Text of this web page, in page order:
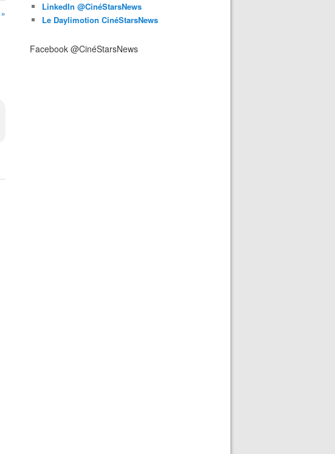
LinkedIn @CinéStarsNews
Le Daylimotion CinéStarsNews
Facebook @CinéStarsNews